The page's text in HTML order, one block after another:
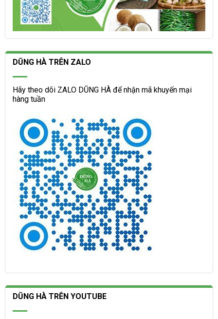
DŨNG HÀ TRÊN ZALO
Hãy theo dõi ZALO DŨNG HÀ để nhận mã khuyến mại
hàng tuần
DŨNG HÀ TRÊN YOUTUBE